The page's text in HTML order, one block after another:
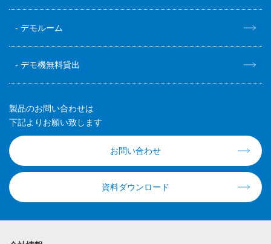
デモルーム
デモ機無料貸出
製品のお問い合わせは
下記よりお願い致します
お問い合わせ
資料ダウンロード